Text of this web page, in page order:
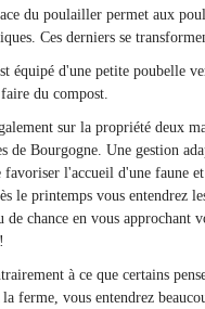
du poulailler permet aux
Ces derniers se
équipé d'une petite poubelle
du compost.
sur la propriété deux
de Bourgogne. Une gestion
l'accueil d'une faune
le printemps vous entendrez
de chance en vous approchant
à ce que certains
ferme, vous entendrez